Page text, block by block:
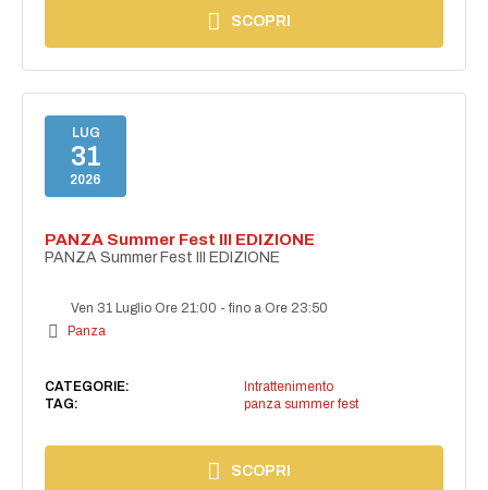
SCOPRI
LUG
31
2026
PANZA Summer Fest III EDIZIONE
PANZA Summer Fest III EDIZIONE
Ven 31 Luglio Ore 21:00 -fino a Ore 23:50
Panza
CATEGORIE:
Intrattenimento
TAG:
panza summer fest
SCOPRI